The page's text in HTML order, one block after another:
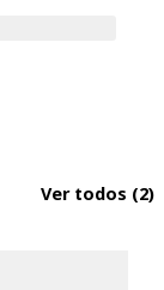
Ver todos (2)